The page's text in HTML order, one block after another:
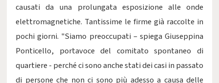
causati da una prolungata esposizione alle onde
elettromagnetiche. Tantissime le firme già raccolte in
pochi giorni. "Siamo preoccupati – spiega Giuseppina
Ponticello, portavoce del comitato spontaneo di
quartiere - perché ci sono anche stati dei casi in passato
di persone che non ci sono più adesso a causa delle